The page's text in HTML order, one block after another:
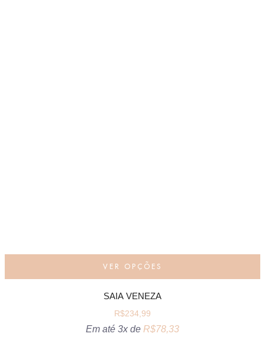
VER OPÇÕES
SAIA VENEZA
R$234,99
Em até 3x de R$78,33